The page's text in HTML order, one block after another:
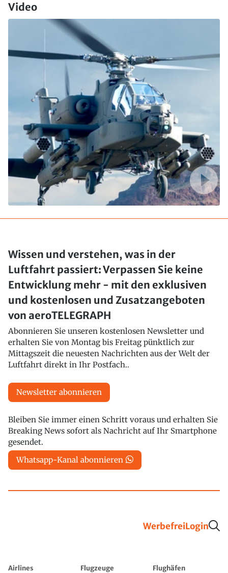
Video
Wissen und verstehen, was in der
Luftfahrt passiert: Verpassen Sie keine
Entwicklung mehr - mit den exklusiven
und kostenlosen und Zusatzangeboten
von aeroTELEGRAPH
Abonnieren Sie unseren kostenlosen Newsletter und
erhalten Sie von Montag bis Freitag pünktlich zur
Mittagszeit die neuesten Nachrichten aus der Welt der
Luftfahrt direkt in Ihr Postfach..
Newsletter abonnieren
Bleiben Sie immer einen Schritt voraus und erhalten Sie
Breaking News sofort als Nachricht auf Ihr Smartphone
gesendet.
Whatsapp-Kanal abonnieren
WerbefreiLogin
Airlines Flugzeuge
Flughäfen